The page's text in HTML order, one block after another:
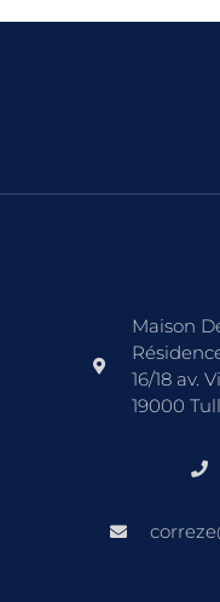
Maison
16/18 av.
19000